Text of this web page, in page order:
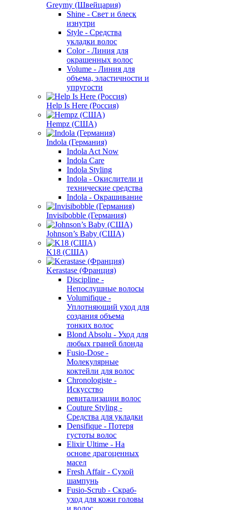
Greymy (Швейцария)
Shine - Свет и блеск
изнутри
Style - Средства
укладки волос
Color - Линия для
окрашенных волос
Volume - Линия для
объема, эластичности и
упругости
Help Is Here (Россия)
Hempz (США)
Indola (Германия)
Indola Act Now
Indola Care
Indola Styling
Indola - Окислители и
технические средства
Indola - Окрашивание
Invisibobble (Германия)
Johnson’s Baby (США)
K18 (США)
Kerastase (Франция)
Discipline -
Непослушные волосы
Volumifique -
Уплотняющий уход для
создания объема
тонких волос
Blond Absolu - Уход для
любых граней блонда
Fusio-Dose -
Молекулярные
коктейли для волос
Chronologiste -
Искусство
ревитализации волос
Couture Styling -
Средства для укладки
Densifique - Потеря
густоты волос
Elixir Ultime - На
основе драгоценных
масел
Fresh Affair - Сухой
шампунь
Fusio-Scrub - Скраб-
уход для кожи головы
и волос